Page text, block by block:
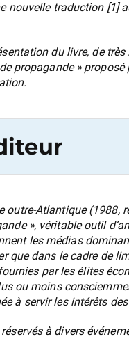
nouvelle traduction [1]
du livre, de
propagande »
outre-Atlantique (1988,
», véritable outil
les médias
que dans le cadre de
par les élites
ou moins
à servir les intérêts
à divers